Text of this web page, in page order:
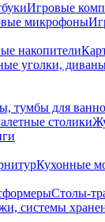
Игровые
микрофоны
накопители
уголки,
тумбы для
столики
Кухонные
Столы-
системы